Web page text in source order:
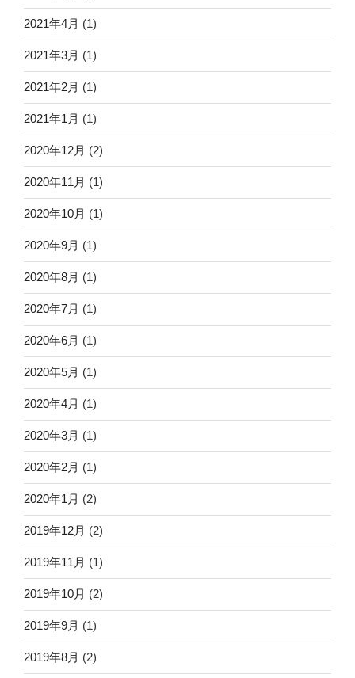
2021年4月 (1)
2021年3月 (1)
2021年2月 (1)
2021年1月 (1)
2020年12月 (2)
2020年11月 (1)
2020年10月 (1)
2020年9月 (1)
2020年8月 (1)
2020年7月 (1)
2020年6月 (1)
2020年5月 (1)
2020年4月 (1)
2020年3月 (1)
2020年2月 (1)
2020年1月 (2)
2019年12月 (2)
2019年11月 (1)
2019年10月 (2)
2019年9月 (1)
2019年8月 (2)